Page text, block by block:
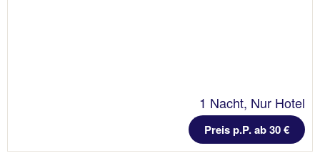
1 Nacht, Nur Hotel
Preis p.P. ab 30 €